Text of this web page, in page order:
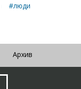
#люди
Архив